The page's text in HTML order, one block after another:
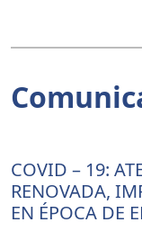
COVID – 19:
RENOVADA,
EN ÉPOCA DE